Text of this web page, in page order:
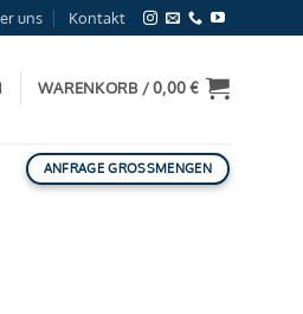
uns Kontakt
WARENKORB /0,00€
ANFRAGE GROSSMENGEN